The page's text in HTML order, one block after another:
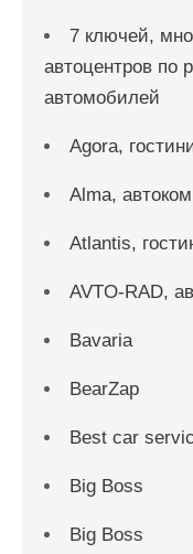
7 ключей,
автоцентров по
автомобилей
Agora,
Alma,
Atlantis,
AVTO-RAD,
Bavaria
BearZap
Best car
Big Boss
Big Boss